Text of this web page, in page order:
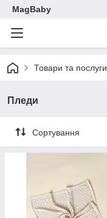
MagBaby
Товари та послуги
Пледи
Сортування